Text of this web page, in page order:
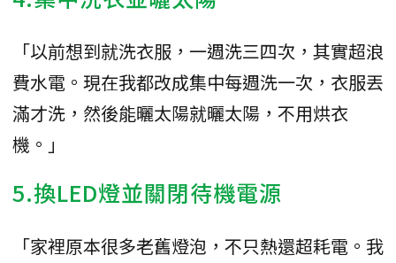
「以前想到就洗衣服，一週洗三四次，其實超浪
費水電。現在我都改成集中每週洗一次，衣服丟
滿才洗，然後能曬太陽就曬太陽，不用烘衣
機。」
5.換LED燈並關閉待機電源
「家裡原本很多老舊燈泡，不只熱還超耗電。我